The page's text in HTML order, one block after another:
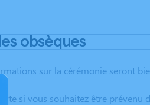
obsèques
sur la cérémonie seront
si vous souhaitez être prévenu